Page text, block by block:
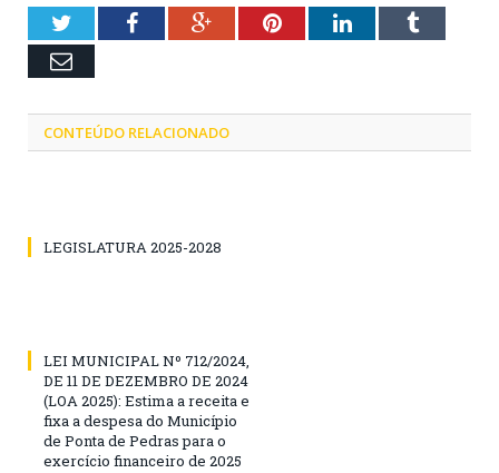
TwitterFacebookGoogle+PinterestLinkedInTumblr
Email
CONTEÚDO RELACIONADO
LEGISLATURA 2025-2028
LEI MUNICIPAL Nº 712/2024,
DE 11 DE DEZEMBRO DE 2024
(LOA 2025): Estima a receita e
fixa a despesa do Município
de Ponta de Pedras para o
exercício financeiro de 2025